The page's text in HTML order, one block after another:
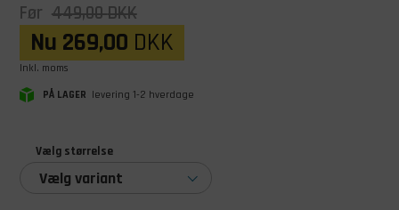
Før 449,00DKK
Nu 269,00 DKK
Inkl. moms
PÅ LAGER levering 1-2 hverdage
Vælg størrelse
Vælg variant